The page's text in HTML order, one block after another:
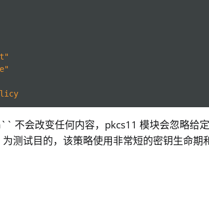
会改变任何内容，pkcs11 模块会忽略给
测试目的，该策略使用非常短的密钥生命期